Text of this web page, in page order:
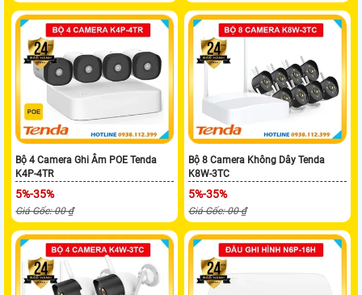
Bộ 4 Camera Ghi Âm POE Tenda
K4P-4TR
5%-35%
Giá Gốc: 00 ₫
Bộ 8 Camera Không Dây Tenda
K8W-3TC
5%-35%
Giá Gốc: 00 ₫